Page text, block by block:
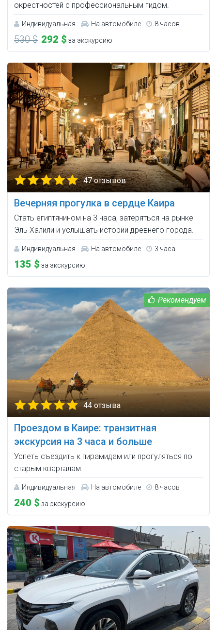
окрестностей с профессиональным гидом.
Индивидуальная На автомобиле 8 часов
530 $ 292 $ за экскурсию
47 отзывов
Вечерняя прогулка в сердце Каира
Стать египтянином на 3 часа, затеряться на рынке
Эль Халили и услышать истории древнего города.
Индивидуальная На автомобиле 3 часа
135 $ за экскурсию
44 отзыва
Проездом в Каире: транзитная
экскурсия на 3 часа и больше
Успеть съездить к пирамидам или прогуляться по
старым кварталам.
Индивидуальная На автомобиле 8 часов
240 $ за экскурсию